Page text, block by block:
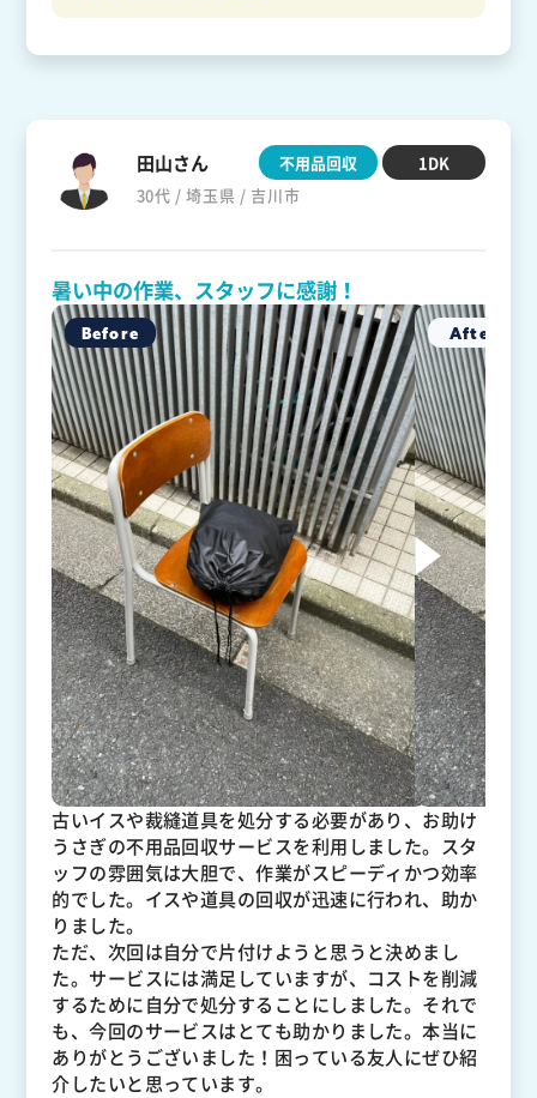
田山さん
30代 / 埼玉県 / 吉川市
不用品回収 1DK
暑い中の作業、スタッフに感謝！
古いイスや裁縫道具を処分する必要があり、お助け
うさぎの不用品回収サービスを利用しました。スタ
ッフの雰囲気は大胆で、作業がスピーディかつ効率
的でした。イスや道具の回収が迅速に行われ、助か
りました。
ただ、次回は自分で片付けようと思うと決めまし
た。サービスには満足していますが、コストを削減
するために自分で処分することにしました。それで
も、今回のサービスはとても助かりました。本当に
ありがとうございました！困っている友人にぜひ紹
介したいと思っています。